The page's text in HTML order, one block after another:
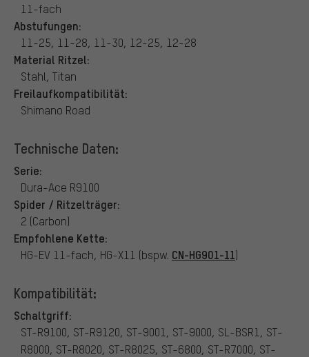
11-fach
Abstufungen:
11-25, 11-28, 11-30, 12-25, 12-28
Material Ritzel:
Stahl, Titan
Freilaufkompatibilität:
Shimano Road
Technische Daten:
Serie:
Dura-Ace R9100
Spider / Ritzelträger:
2 (Carbon)
Empfohlene Kette:
HG-EV 11-fach, HG-X11 (bspw. CN-HG901-11)
Kompatibilität:
Schaltgriff:
ST-R9100, ST-R9120, ST-9001, ST-9000, SL-BSR1, ST-
R8000, ST-R8020, ST-R8025, ST-6800, ST-R7000, ST-